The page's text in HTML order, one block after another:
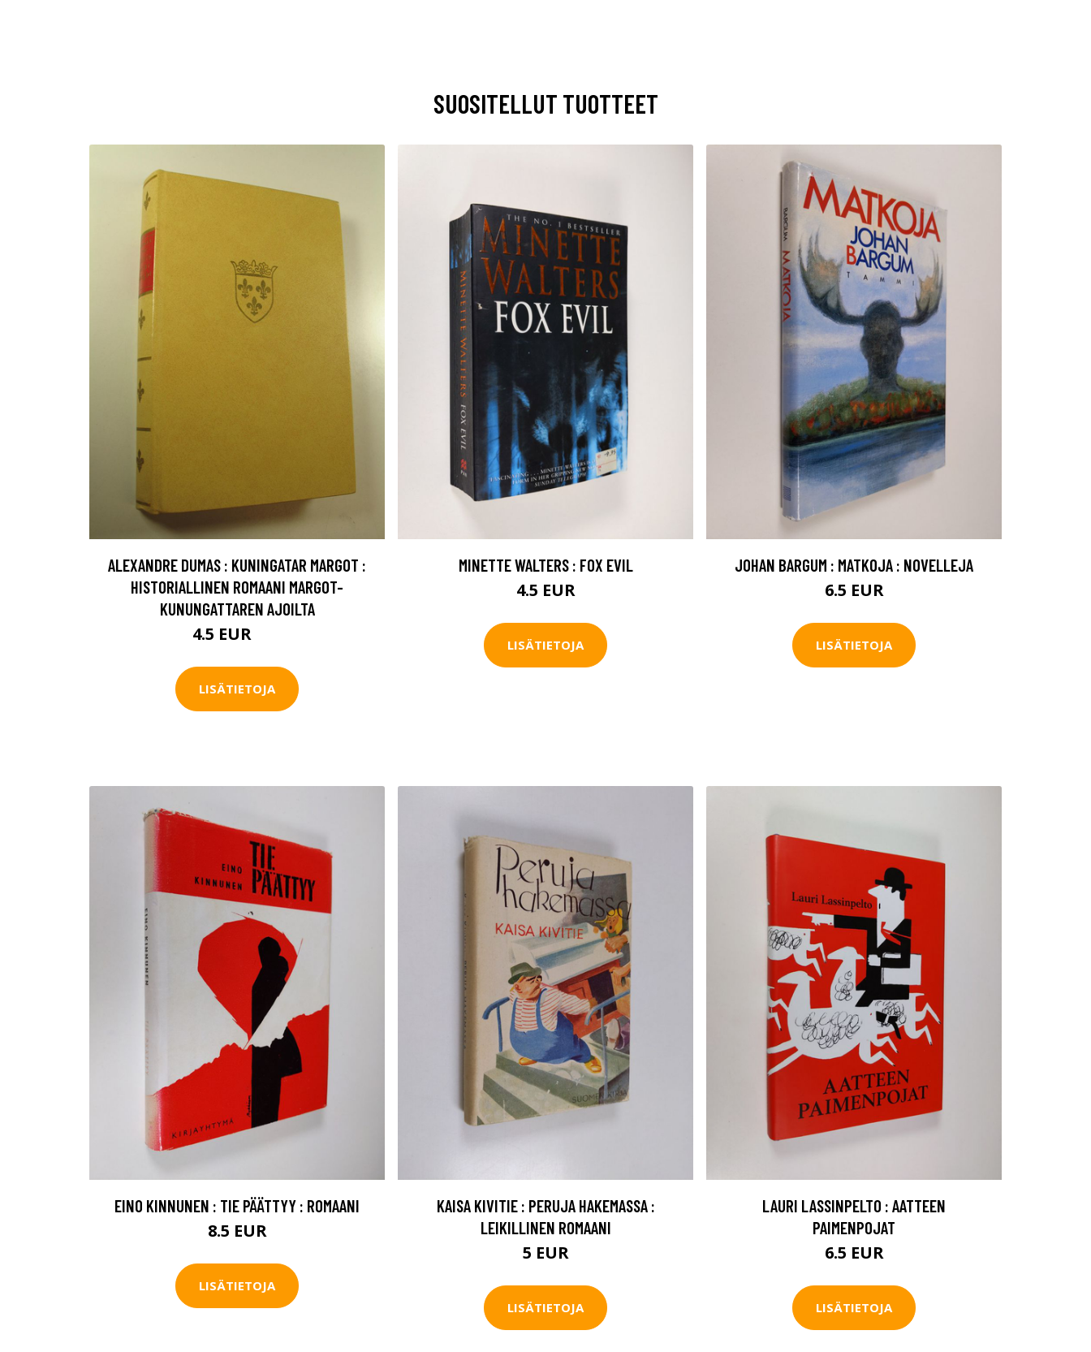
SUOSITELLUT TUOTTEET
ALEXANDRE DUMAS : KUNINGATAR MARGOT :
HISTORIALLINEN ROMAANI MARGOT-
KUNUNGATTAREN AJOILTA
4.5 EUR
LISÄTIETOJA
MINETTE WALTERS : FOX EVIL
4.5 EUR
LISÄTIETOJA
JOHAN BARGUM : MATKOJA : NOVELLEJA
6.5 EUR
LISÄTIETOJA
EINO KINNUNEN : TIE PÄÄTTYY : ROMAANI
8.5 EUR
LISÄTIETOJA
KAISA KIVITIE : PERUJA HAKEMASSA :
LEIKILLINEN ROMAANI
5 EUR
LISÄTIETOJA
LAURI LASSINPELTO : AATTEEN
PAIMENPOJAT
6.5 EUR
LISÄTIETOJA